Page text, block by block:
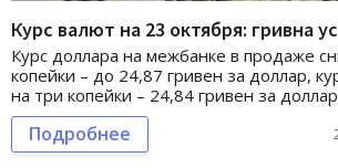
Курс валют на 23 октября: гривна
Курс доллара на межбанке в продаже
копейки – до 24,87 гривен за доллар,
на три копейки – 24,84 гривен за
Подробнее